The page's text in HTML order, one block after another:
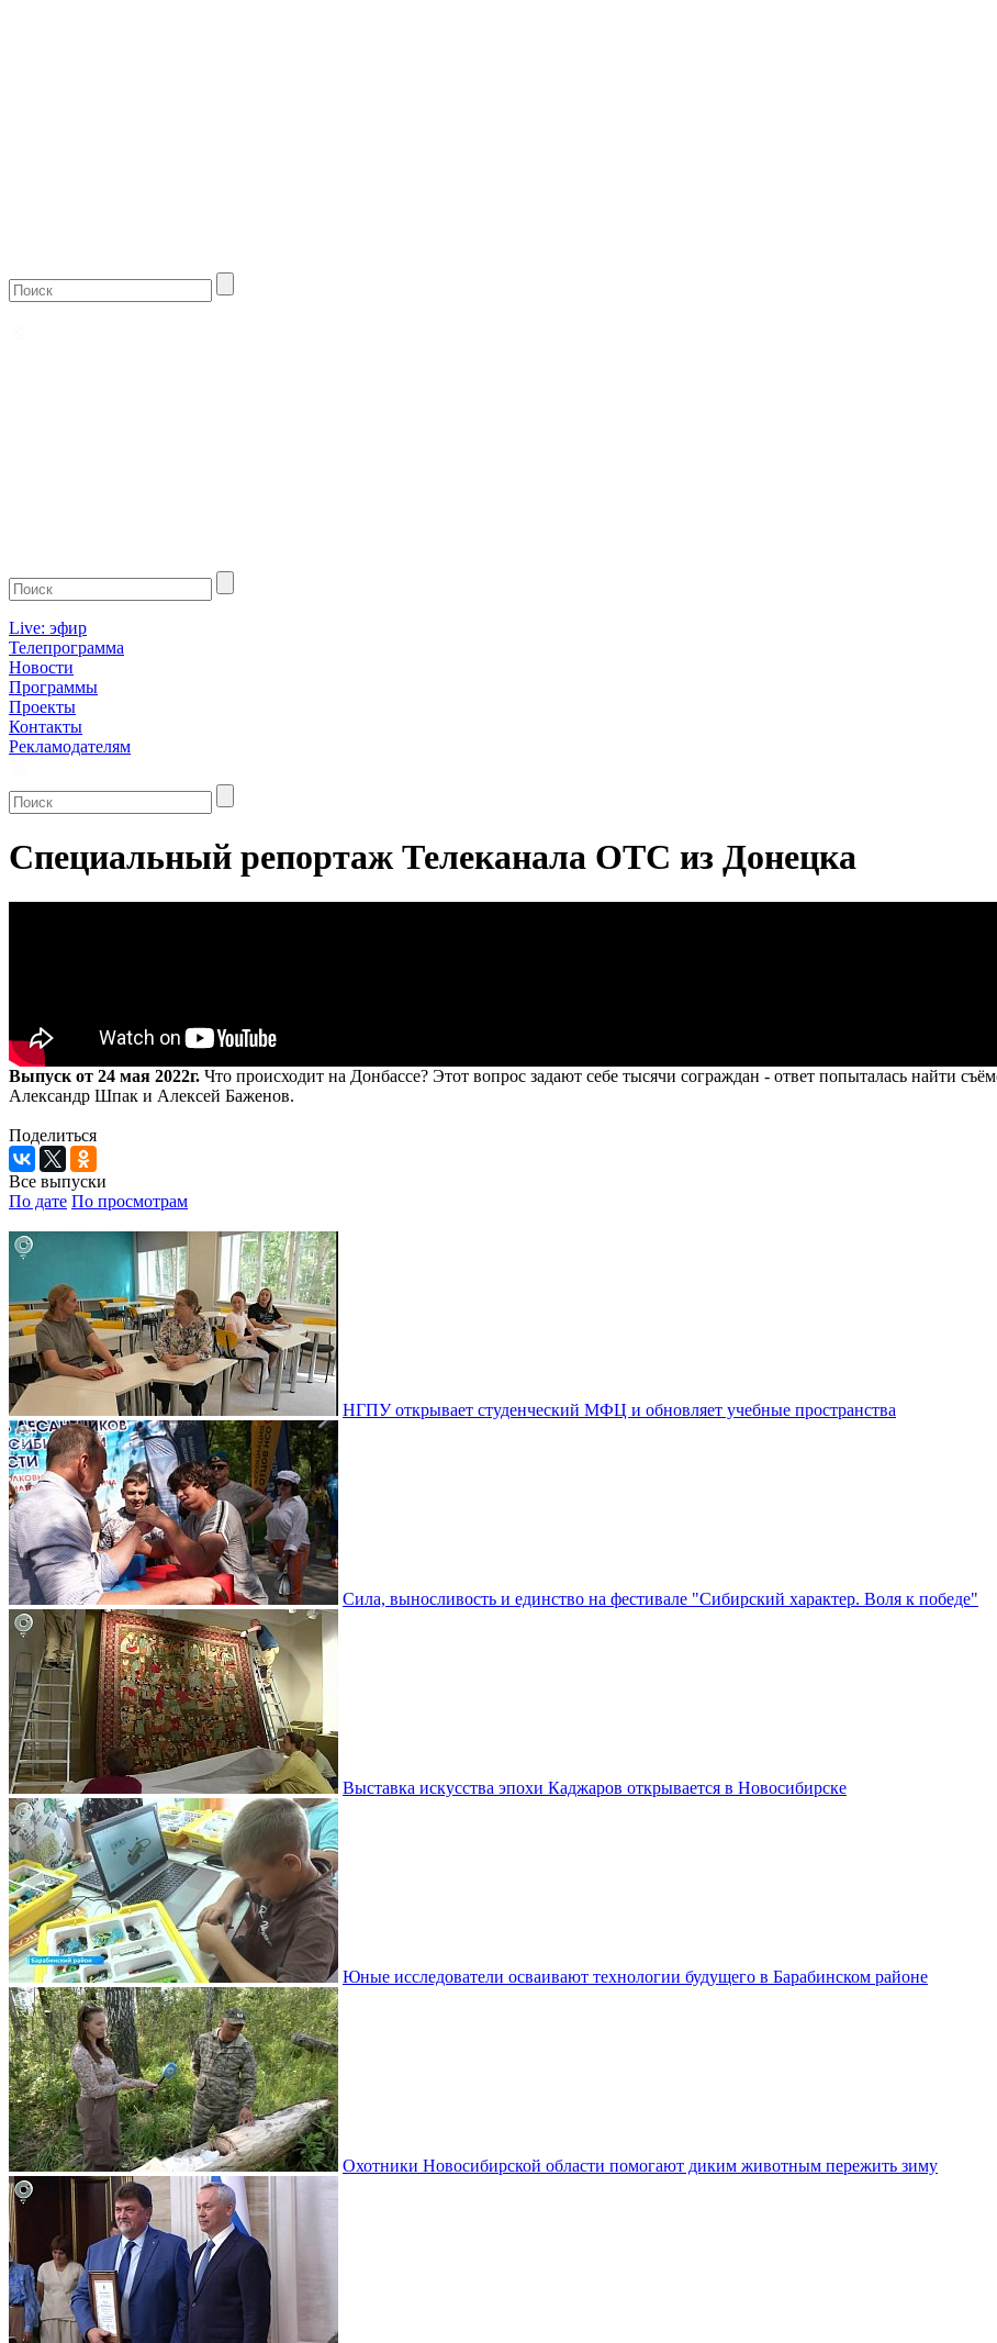
Live: эфир
Телепрограмма
Новости
Программы
Проекты
Контакты
Рекламодателям
Специальный репортаж Телеканала ОТС из Донецка
Выпуск от 24 мая 2022г. Что происходит на Донбассе? Этот вопрос задают себе тысячи сограждан - ответ попыталась найти
Александр Шпак и Алексей Баженов.
Поделиться
Все выпуски
По дате По просмотрам
НГПУ открывает студенческий МФЦ и обновляет учебные пространства
Сила, выносливость и единство на фестивале "Сибирский характер. Воля к победе"
Выставка искусства эпохи Каджаров открывается в Новосибирске
Юные исследователи осваивают технологии будущего в Барабинском районе
Охотники Новосибирской области помогают диким животным пережить зиму